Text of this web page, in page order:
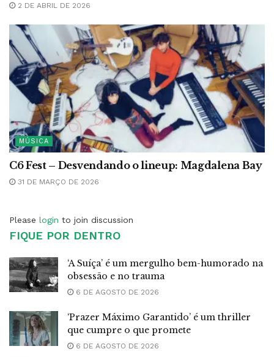
2 DE ABRIL DE 2026
MÚSICA
C6 Fest – Desvendando o lineup: Magdalena Bay
31 DE MARÇO DE 2026
Please login to join discussion
FIQUE POR DENTRO
‘A Suíça’ é um mergulho bem-humorado na
obsessão e no trauma
6 DE AGOSTO DE 2026
‘Prazer Máximo Garantido’ é um thriller
que cumpre o que promete
6 DE AGOSTO DE 2026